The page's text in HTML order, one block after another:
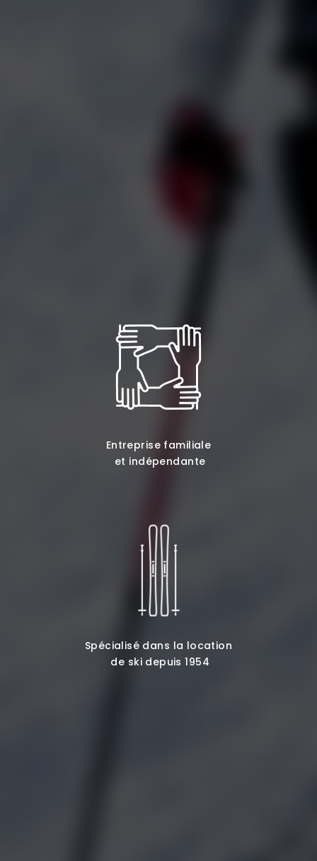
Entreprise familiale
et indépendante
Spécialisé dans la location
de ski depuis 1954